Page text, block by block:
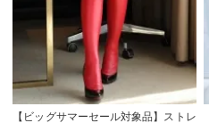
【ビッグサマーセール対象品】ストレ